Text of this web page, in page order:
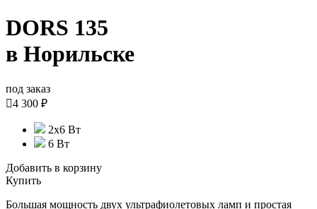
DORS 135
в Норильске
под заказ
4 300 ₽
2x6 Вт
6 Вт
Добавить в корзину
Купить
Большая мощность двух ультрафиолетовых ламп и простая